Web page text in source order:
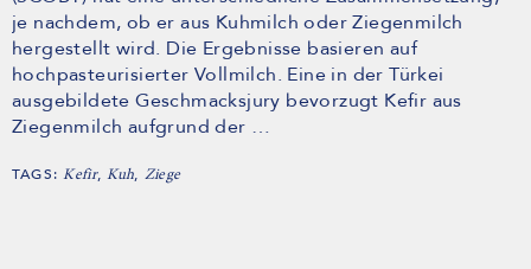
je nachdem, ob er aus Kuhmilch oder Ziegenmilch
hergestellt wird. Die Ergebnisse basieren auf
hochpasteurisierter Vollmilch. Eine in der Türkei
ausgebildete Geschmacksjury bevorzugt Kefir aus
Ziegenmilch aufgrund der …
TAGS:Kefir,Kuh, Ziege